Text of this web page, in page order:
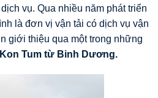
vụ. Qua nhiều năm phát triển
là đơn vị vận tải có dịch vụ vận
giới thiệu qua một trong những
Kon Tum từ Binh Dương.